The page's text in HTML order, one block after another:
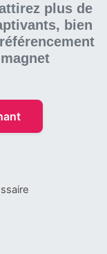
plus de
bien